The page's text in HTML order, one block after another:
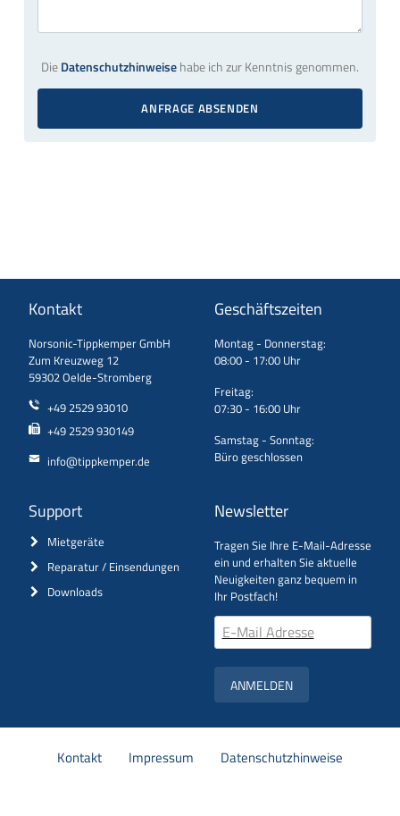
DieDatenschutzhinweisehabe ich zur Kenntnis genommen.
ANFRAGE ABSENDEN
Kontakt
Norsonic-Tippkemper GmbH
Zum Kreuzweg 12
59302 Oelde-Stromberg
+49 2529 93010
+49 2529 930149
info@tippkemper.de
Geschäftszeiten
Montag - Donnerstag:
08:00 - 17:00 Uhr
Freitag:
07:30 - 16:00 Uhr
Samstag - Sonntag:
Büro geschlossen
Support
Mietgeräte
Reparatur / Einsendungen
Downloads
Newsletter
Tragen Sie Ihre E-Mail-Adresse
ein und erhalten Sie aktuelle
Neuigkeiten ganz bequem in
Ihr Postfach!
ANMELDEN
Navigation
Kontakt Impressum Datenschutzhinweise